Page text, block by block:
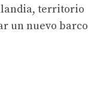
territorio
un nuevo barco